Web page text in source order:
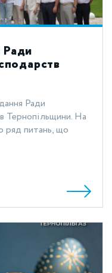
Ради
Ради
Тернопільщини. На
ряд питань, що